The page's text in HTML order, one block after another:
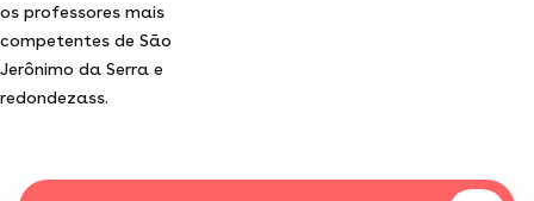
os professores mais
competentes de São
Jerônimo da Serra e
redondezass.